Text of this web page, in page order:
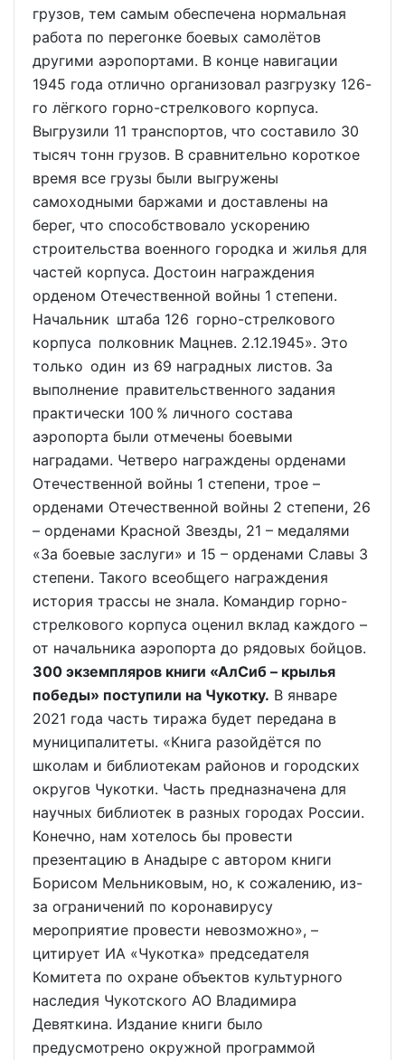
грузов, тем самым обеспечена нормальная
работа по перегонке боевых самолётов
другими аэропортами. В конце навигации
1945 года отлично организовал разгрузку 126-
го лёгкого горно-стрелкового корпуса.
Выгрузили 11 транспортов, что составило 30
тысяч тонн грузов. В сравнительно короткое
время все грузы были выгружены
самоходными баржами и доставлены на
берег, что способствовало ускорению
строительства военного городка и жилья для
частей корпуса. Достоин награждения
орденом Отечественной войны 1 степени.
Начальник штаба 126 горно-стрелкового
корпуса полковник Мацнев. 2.12.1945». Это
только один из 69 наградных листов. За
выполнение правительственного задания
практически 100 % личного состава
аэропорта были отмечены боевыми
наградами. Четверо награждены орденами
Отечественной войны 1 степени, трое –
орденами Отечественной войны 2 степени, 26
– орденами Красной Звезды, 21 – медалями
«За боевые заслуги» и 15 – орденами Славы 3
степени. Такого всеобщего награждения
история трассы не знала. Командир горно-
стрелкового корпуса оценил вклад каждого –
от начальника аэропорта до рядовых бойцов.
300 экземпляров книги «АлСиб – крылья
победы» поступили на Чукотку. В январе
2021 года часть тиража будет передана в
муниципалитеты. «Книга разойдётся по
школам и библиотекам районов и городских
округов Чукотки. Часть предназначена для
научных библиотек в разных городах России.
Конечно, нам хотелось бы провести
презентацию в Анадыре с автором книги
Борисом Мельниковым, но, к сожалению, из-
за ограничений по коронавирусу
мероприятие провести невозможно», –
цитирует ИА «Чукотка» председателя
Комитета по охране объектов культурного
наследия Чукотского АО Владимира
Девяткина. Издание книги было
предусмотрено окружной программой